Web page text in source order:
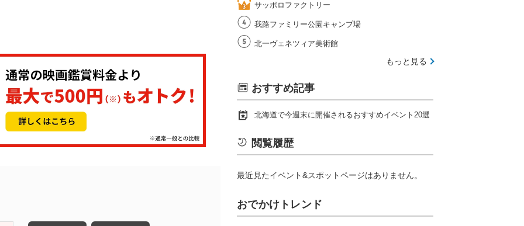
サッポロファクトリー
我路ファミリー公園キャンプ場
北一ヴェネツィア美術館
もっと見る
おすすめ記事
北海道で今週末に開催されるおすすめイベント20選
閲覧履歴
最近見たイベント&スポットページはありません。
おでかけトレンド